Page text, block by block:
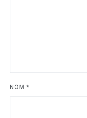
NOM *